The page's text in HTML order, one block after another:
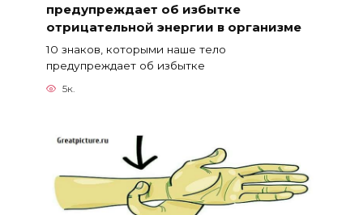
предупреждает об избытке
отрицательной энергии в организме
10 знаков, которыми наше тело
предупреждает об избытке
5к.